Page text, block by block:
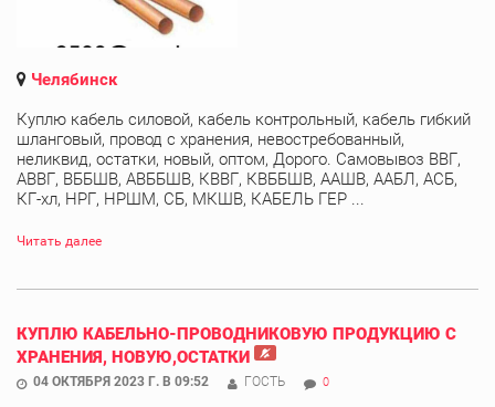
Челябинск
Куплю кабель силовой, кабель контрольный, кабель гибкий
шланговый, провод с хранения, невостребованный,
неликвид, остатки, новый, оптом, Дорого. Самовывоз ВВГ,
АВВГ, ВББШВ, АВББШВ, КВВГ, КВББШВ, ААШВ, ААБЛ, АСБ,
КГ-хл, НРГ, НРШМ, СБ, МКШВ, КАБЕЛЬ ГЕР ...
Читать далее
КУПЛЮ КАБЕЛЬНО-ПРОВОДНИКОВУЮ ПРОДУКЦИЮ С
ХРАНЕНИЯ, НОВУЮ,ОСТАТКИ
04 ОКТЯБРЯ 2023 Г. В 09:52 ГОСТЬ 0